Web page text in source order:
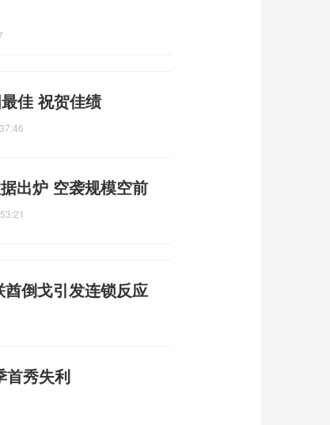
佳 祝贺佳绩
出炉 空袭规模空前
倒戈引发连锁反应
首秀失利